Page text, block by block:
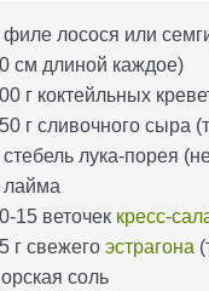
филе лосося или
см длиной каждое)
г коктейльных
г сливочного сыра
стебель лука-порея
лайма
15 веточек кресс-
г свежего эстрагона
соль